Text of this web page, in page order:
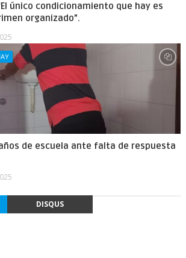
único condicionamiento que hay es
organizado”.
de escuela ante falta de respuesta
DISQUS